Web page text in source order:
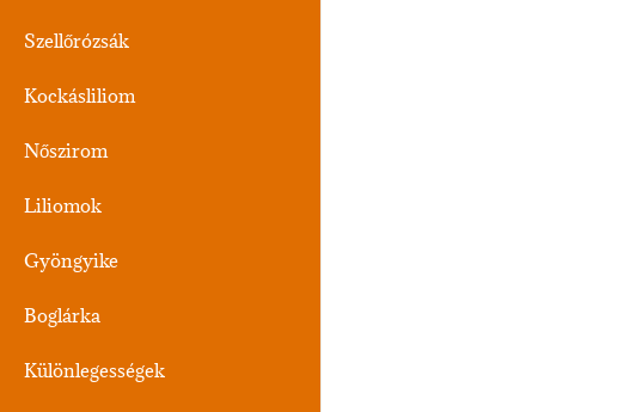
Szellőrózsák
Kockásliliom
Nőszirom
Liliomok
Gyöngyike
Boglárka
Különlegességek